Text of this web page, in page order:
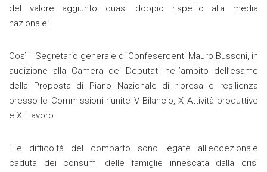
del valore aggiunto quasi doppio rispetto alla media
nazionale”.
Così il Segretario generale di Confesercenti Mauro Bussoni, in
audizione alla Camera dei Deputati nell’ambito dell’esame
della Proposta di Piano Nazionale di ripresa e resilienza
presso le Commissioni riunite V Bilancio, X Attività produttive
e XI Lavoro.
“Le difficoltà del comparto sono legate all’eccezionale
caduta dei consumi delle famiglie innescata dalla crisi